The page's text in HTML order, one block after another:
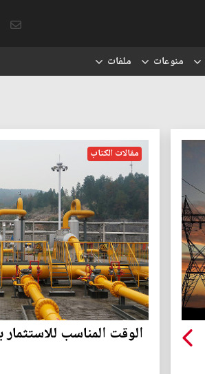
منوعات ملفات
مقالات الكتاب
الوقت المناسب للاستثمار